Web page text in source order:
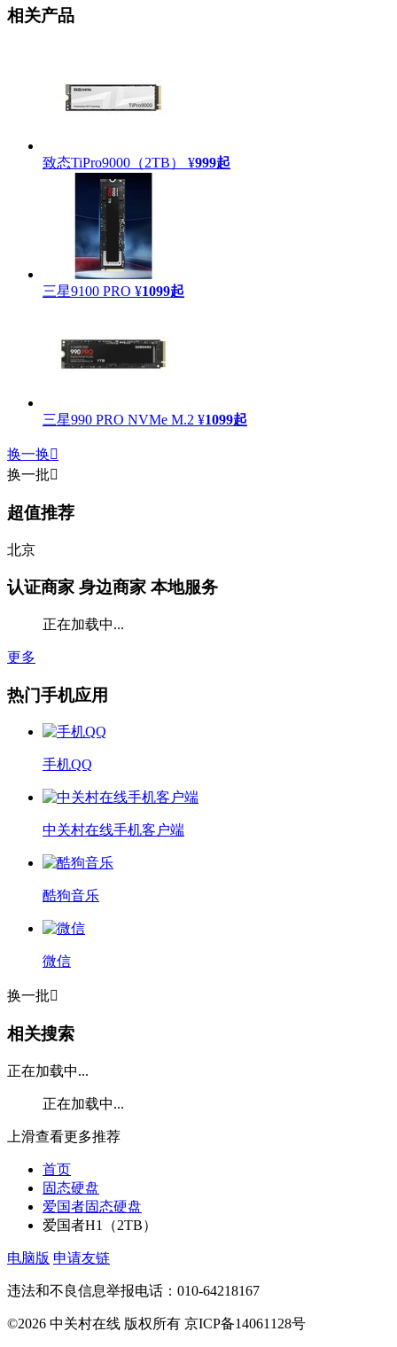
相关产品
致态TiPro9000（2TB） ¥999起
三星9100 PRO ¥1099起
三星990 PRO NVMe M.2 ¥1099起
换一换
换一批
超值推荐
北京
认证商家 身边商家 本地服务
正在加载中...
更多
热门手机应用
手机QQ
中关村在线手机客户端
酷狗音乐
微信
换一批
相关搜索
正在加载中...
正在加载中...
上滑查看更多推荐
首页
固态硬盘
爱国者固态硬盘
爱国者H1（2TB）
电脑版 申请友链
违法和不良信息举报电话：010-64218167
©2026 中关村在线 版权所有 京ICP备14061128号